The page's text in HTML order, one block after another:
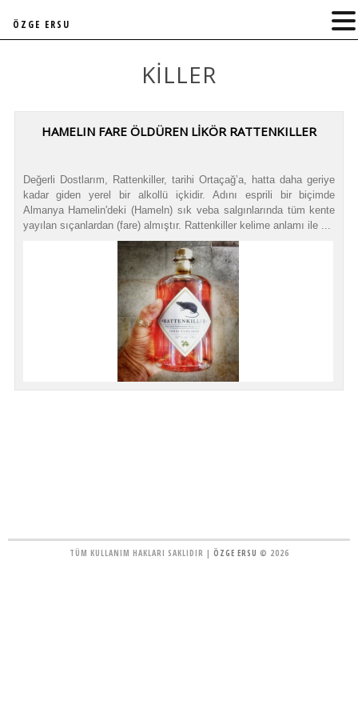
KILLER
HAMELIN FARE ÖLDÜREN LİKÖR RATTENKILLER
Değerli Dostlarım, Rattenkiller, tarihi Ortaçağ’a, hatta daha geriye
kadar giden yerel bir alkollü içkidir. Adını esprili bir biçimde
Almanya Hamelin'deki (Hameln) sık veba salgınlarında tüm kente
yayılan sıçanlardan (fare) almıştır. Rattenkiller kelime anlamı ile ...
TÜM KULLANIM HAKLARI SAKLIDIR | ÖZGE ERSU © 2026
ÖZGE ERSU